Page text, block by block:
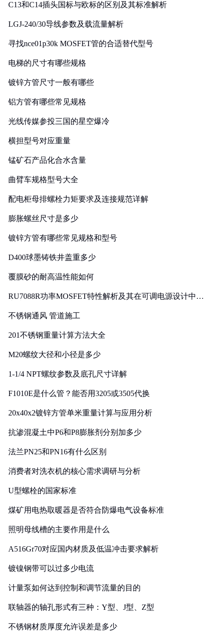
C13和C14插头国标与欧标的区别及其标准解析
LGJ-240/30导线参数及载流量解析
寻找nce01p30k MOSFET管的合适替代型号
电梯的尺寸有哪些规格
镀锌方管尺寸一般有哪些
铝方管有哪些常见规格
光线传媒参投三国的星空爆冷
横担型号对应重量
锰矿石产品化合水含量
曲臂车规格型号大全
配电柜母排螺栓力矩要求及连接规范详解
膨胀螺丝尺寸是多少
镀锌方管有哪些常见规格和型号
D400球墨铸铁井盖重多少
覆膜砂的耐高温性能如何
RU7088R功率MOSFET特性解析及其在可调电源设计中的
不锈钢通风 管道施工
201不锈钢重量计算方法大全
M20螺纹大径和小径是多少
1-1/4 NPT螺纹参数及底孔尺寸详解
F1010E是什么管？能否用3205或3505代换
20x40x2镀锌方管单米重量计算与应用分析
抗渗混凝土中P6和P8膨胀剂分别加多少
法兰PN25和PN16有什么区别
消费者对洗衣机的核心需求调研与分析
U型螺栓的国家标准
煤矿用电热取暖器是否符合防爆电气设备标准
照明母线槽的主要作用是什么
A516Gr70对应国内材质及低温冲击要求解析
镀镍钢带可以过多少电流
计量泵如何达到控制和调节流量的目的
联轴器的轴孔形式有三种：Y型、J型、Z型
不锈钢材质厚度允许误差是多少